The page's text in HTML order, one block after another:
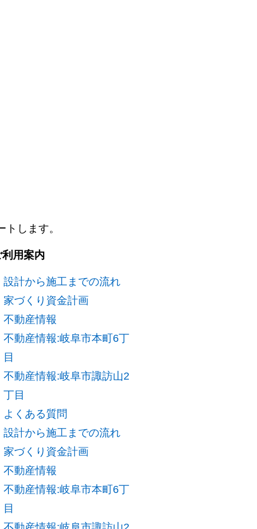
します。
用案内
設計から施工までの流れ
家づくり資金計画
不動産情報
不動産情報:岐阜市本町6丁
目
不動産情報:岐阜市諏訪山2
丁目
よくある質問
設計から施工までの流れ
家づくり資金計画
不動産情報
不動産情報:岐阜市本町6丁
目